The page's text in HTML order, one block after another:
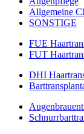
Allgemeine
SONSTIGE
FUE
FUT
DHI